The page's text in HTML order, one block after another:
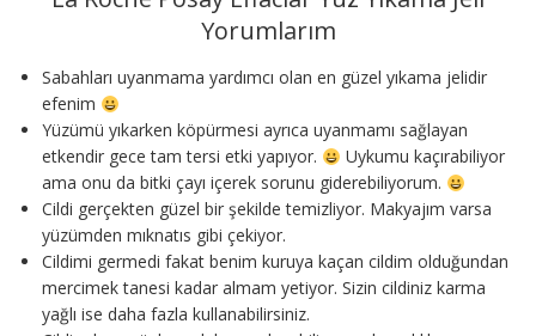
Yorumlarım
Sabahları uyanmama yardımcı olan en güzel yıkama jelidir
efenim
Yüzümü yıkarken köpürmesi ayrıca uyanmamı sağlayan
etkendir gece tam tersi etki yapıyor.
Uykumu kaçırabiliyor
ama onu da bitki çayı içerek sorunu giderebiliyorum.
Cildi gerçekten güzel bir şekilde temizliyor. Makyajım varsa
yüzümden mıknatıs gibi çekiyor.
Cildimi germedi fakat benim kuruya kaçan cildim olduğundan
mercimek tanesi kadar almam yetiyor. Sizin cildiniz karma
yağlı ise daha fazla kullanabilirsiniz.